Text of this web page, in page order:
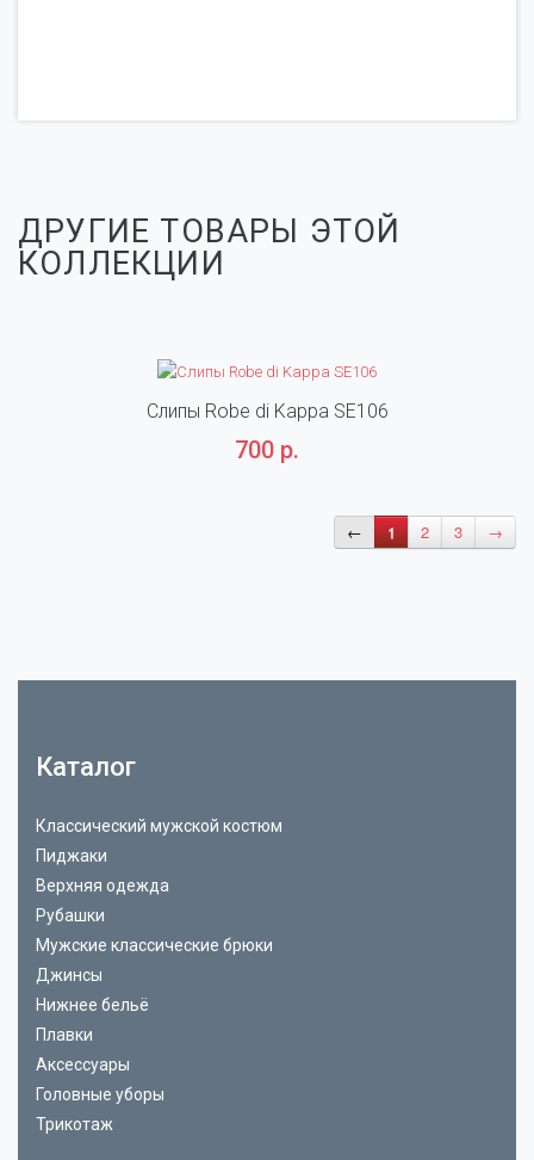
ДРУГИЕ ТОВАРЫ ЭТОЙ
КОЛЛЕКЦИИ
Слипы Robe di Kappa SE106
700 р.
← 1 2 3 →
Каталог
Классический мужской костюм
Пиджаки
Верхняя одежда
Рубашки
Мужские классические брюки
Джинсы
Нижнее бельё
Плавки
Аксессуары
Головные уборы
Трикотаж